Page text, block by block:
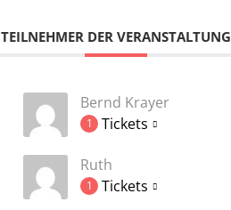
TEILNEHMER DER VERANSTALTUNG
Bernd Krayer
1 Tickets
Ruth
1 Tickets